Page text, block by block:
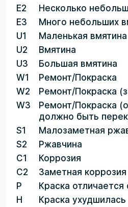
E2
Несколько
E3
Много небольших
U1
Маленькая вмятина
U2
Вмятина
U3
Большая вмятина
W1
Ремонт/Покраска
W2
Ремонт/Покраска
W3
Ремонт/Покраска
должно быть
S1
Малозаметная
S2
Ржавчина
C1
Коррозия
C2
Заметная коррозия
P
Краска отличается
H
Краска ухудшилась